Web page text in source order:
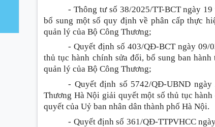
- Thông tư số 38/2025/TT-BCT ngày
bổ sung một số quy định về phân cấp thực
quản lý của Bộ Công Thương;
- Quyết định số 403/QĐ-BCT ngày 09/
thủ tục hành chính sửa đổi, bổ sung ban
quản lý của Bộ Công Thương;
- Quyết định số 5742/QĐ-UBND
Thương Hà Nội giải quyết một số thủ tục
quyết của Uỷ ban nhân dân thành phố Hà Nội.
- Quyết định số 361/QĐ-TTPVHCC